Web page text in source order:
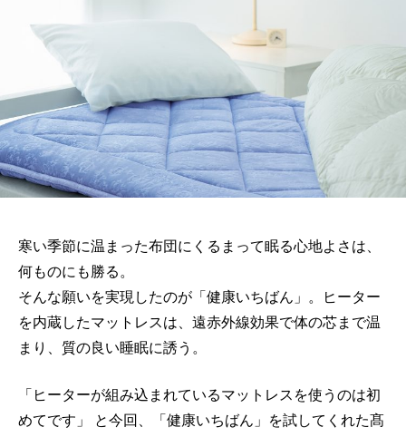
寒い季節に温まった布団にくるまって眠る心地よさは、
何ものにも勝る。
そんな願いを実現したのが「健康いちばん」。ヒーター
を内蔵したマットレスは、遠赤外線効果で体の芯まで温
まり、質の良い睡眠に誘う。
「ヒーターが組み込まれているマットレスを使うのは初
めてです」 と今回、「健康いちばん」を試してくれた髙